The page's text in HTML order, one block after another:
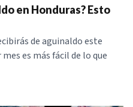
en Honduras? Esto
de aguinaldo este
es más fácil de lo que